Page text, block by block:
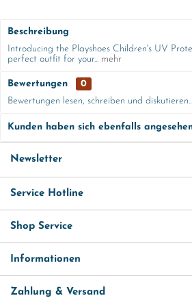
Beschreibung
Introducing the Playshoes Children's UV
perfect outfit for your... mehr
Bewertungen
0
Bewertungen lesen, schreiben und diskutieren...
Kunden haben sich ebenfalls
Newsletter
Service Hotline
Shop Service
Informationen
Zahlung & Versand